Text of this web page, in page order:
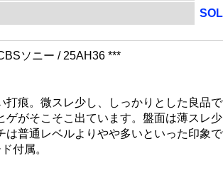
ソニー / 25AH36 ***
打痕。微スレ少し、しっかりとした良品で
ゲがそこそこ出ています。盤面は薄スレ
は普通レベルよりやや多いといった印象
付属。